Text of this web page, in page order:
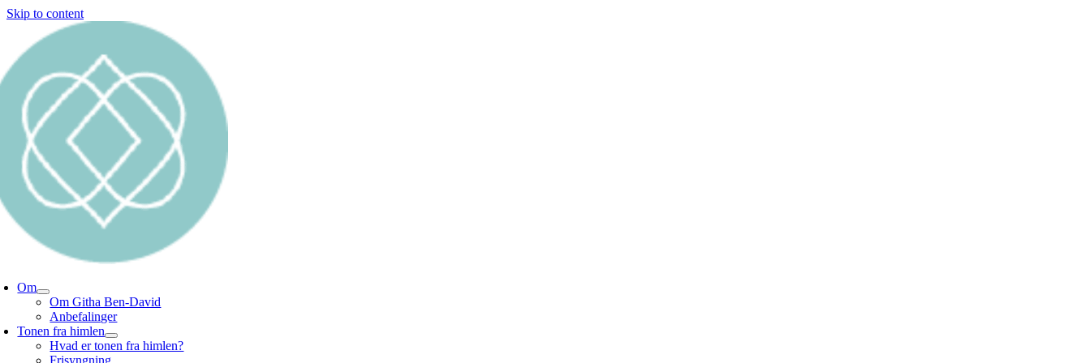
Skip to content
Om
Om Githa Ben-David
Anbefalinger
Tonen fra himlen
Hvad er tonen fra himlen?
Frisyngning